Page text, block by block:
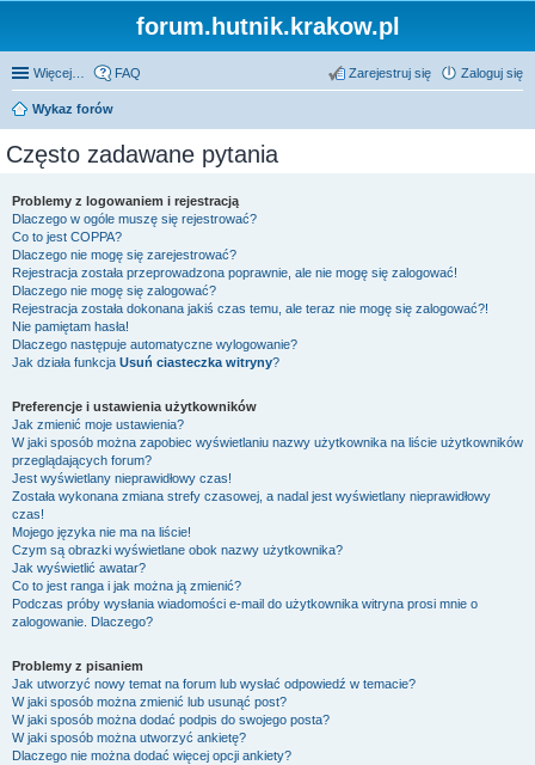
forum.hutnik.krakow.pl
Więcej… FAQ Zaloguj się
Zarejestruj się
Wykaz forów
Często zadawane pytania
Problemy z logowaniem i rejestracją
Dlaczego w ogóle muszę się rejestrować?
Co to jest COPPA?
Dlaczego nie mogę się zarejestrować?
Rejestracja została przeprowadzona poprawnie, ale nie mogę się zalogować!
Dlaczego nie mogę się zalogować?
Rejestracja została dokonana jakiś czas temu, ale teraz nie mogę się zalogować?!
Nie pamiętam hasła!
Dlaczego następuje automatyczne wylogowanie?
Jak działa funkcja Usuń ciasteczka witryny?
Preferencje i ustawienia użytkowników
Jak zmienić moje ustawienia?
W jaki sposób można zapobiec wyświetlaniu nazwy użytkownika na liście użytkowników
przeglądających forum?
Jest wyświetlany nieprawidłowy czas!
Została wykonana zmiana strefy czasowej, a nadal jest wyświetlany nieprawidłowy
czas!
Mojego języka nie ma na liście!
Czym są obrazki wyświetlane obok nazwy użytkownika?
Jak wyświetlić awatar?
Co to jest ranga i jak można ją zmienić?
Podczas próby wysłania wiadomości e-mail do użytkownika witryna prosi mnie o
zalogowanie. Dlaczego?
Problemy z pisaniem
Jak utworzyć nowy temat na forum lub wysłać odpowiedź w temacie?
W jaki sposób można zmienić lub usunąć post?
W jaki sposób można dodać podpis do swojego posta?
W jaki sposób można utworzyć ankietę?
Dlaczego nie można dodać więcej opcji ankiety?